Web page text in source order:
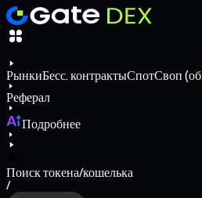
РынкиБесс. контрактыСпотСвоп
Реферал
Подробнее
Поиск токена/кошелька
/